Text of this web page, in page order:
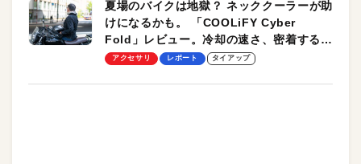
夏場のバイクは地獄？ ネッククーラーが助
けになるかも。 「COOLiFY Cyber
Fold」レビュー。冷却の速さ、密着する冷
却プレート、シンプルな操作性がグッド！
アクセサリ レポート タイアップ